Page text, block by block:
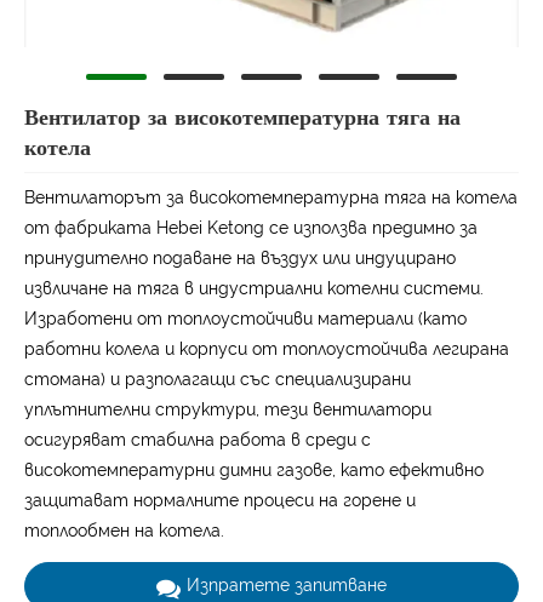
Вентилатор за високотемпературна тяга на
котела
Вентилаторът за високотемпературна тяга на котела
от фабриката Hebei Ketong се използва предимно за
принудително подаване на въздух или индуцирано
извличане на тяга в индустриални котелни системи.
Изработени от топлоустойчиви материали (като
работни колела и корпуси от топлоустойчива легирана
стомана) и разполагащи със специализирани
уплътнителни структури, тези вентилатори
осигуряват стабилна работа в среди с
високотемпературни димни газове, като ефективно
защитават нормалните процеси на горене и
топлообмен на котела.
Изпратете запитване